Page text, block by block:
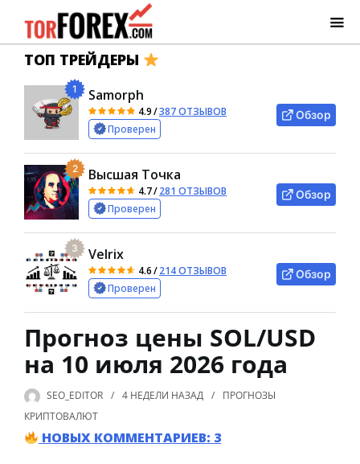
ТОП ТРЕЙДЕРЫ
1 Samorph
4.9/387 ОТЗЫВОВ
Проверен
Обзор
2 Высшая Точка
4.7/281 ОТЗЫВОВ
Проверен
Обзор
3 Velrix
4.6/214 ОТЗЫВОВ
Проверен
Обзор
Прогноз цены SOL/USD
на 10 июля 2026 года
SEO_EDITOR 4 НЕДЕЛИ НАЗАД
ПРОГНОЗЫ
КРИПТОВАЛЮТ
НОВЫХ КОММЕНТАРИЕВ: 3